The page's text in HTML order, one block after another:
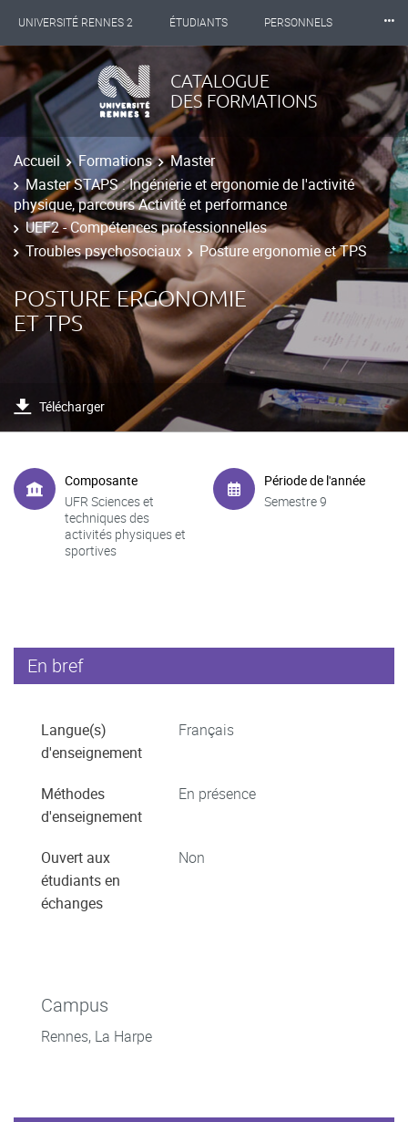
UNIVERSITÉ RENNES 2 ÉTUDIANTS PERSONNELS
INTERNATIONAL PROFESSIONNELS BIBLIOTHÈQUES
LES NOUVELLES DE RENNES 2
⸱⸱⸱
CATALOGUE
DES FORMATIONS
Accueil Formations
Master
Master STAPS : Ingénierie et ergonomie de l'activité
physique, parcours Activité et performance
UEF2 - Compétences professionnelles
Troubles psychosociaux
Posture ergonomie et TPS
POSTURE ERGONOMIE
ET TPS
Télécharger
Composante
UFR Sciences et
techniques des
activités physiques et
sportives
Période de l'année
Semestre 9
En bref
Langue(s)
d'enseignement
Français
Méthodes
d'enseignement
En présence
Ouvert aux
étudiants en
échanges
Non
Campus
Rennes, La Harpe